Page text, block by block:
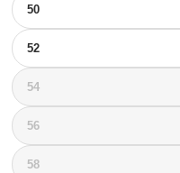
50
52
54
56
58